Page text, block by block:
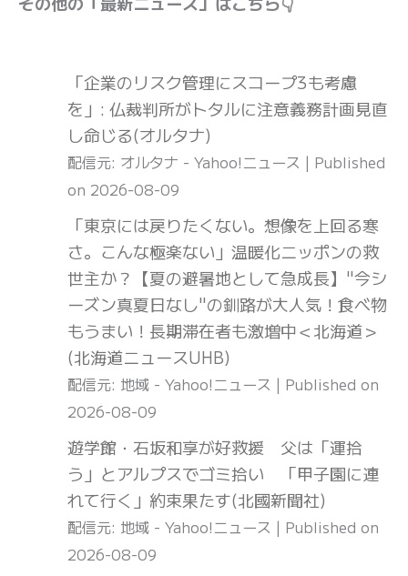
「企業のリスク管理にスコープ3も考慮
を」: 仏裁判所がトタルに注意義務計画見直
し命じる(オルタナ)
配信元: オルタナ - Yahoo!ニュース
Published
on 2026-08-09
「東京には戻りたくない。想像を上回る寒
さ。こんな極楽ない」温暖化ニッポンの救
世主か？【夏の避暑地として急成長】"今シ
ーズン真夏日なし"の釧路が大人気！食べ物
もうまい！長期滞在者も激増中＜北海道＞
(北海道ニュースUHB)
配信元: 地域 - Yahoo!ニュース
Published on
2026-08-09
遊学館・石坂和享が好救援 父は「運拾
う」とアルプスでゴミ拾い 「甲子園に連
れて行く」約束果たす(北國新聞社)
配信元: 地域 - Yahoo!ニュース
Published on
2026-08-09